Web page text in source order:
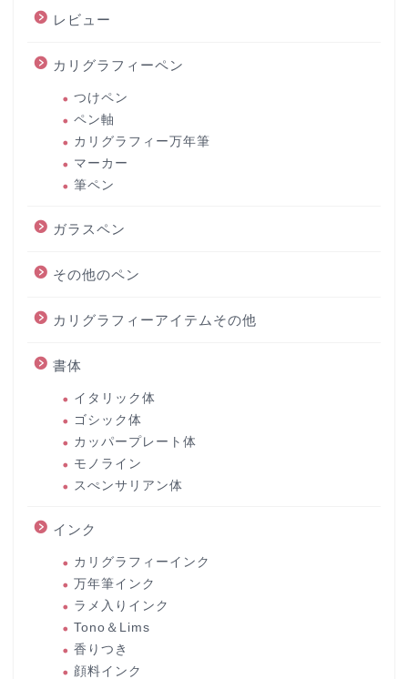
レビュー
カリグラフィーペン
つけペン
ペン軸
カリグラフィー万年筆
マーカー
筆ペン
ガラスペン
その他のペン
カリグラフィーアイテムその他
書体
イタリック体
ゴシック体
カッパープレート体
モノライン
スぺンサリアン体
インク
カリグラフィーインク
万年筆インク
ラメ入りインク
Tono＆Lims
香りつき
顔料インク